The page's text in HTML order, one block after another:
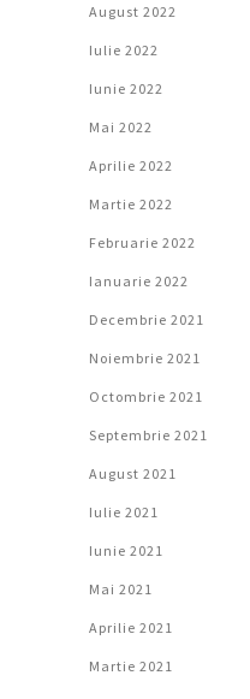
August 2022
Iulie 2022
Iunie 2022
Mai 2022
Aprilie 2022
Martie 2022
Februarie 2022
Ianuarie 2022
Decembrie 2021
Noiembrie 2021
Octombrie 2021
Septembrie 2021
August 2021
Iulie 2021
Iunie 2021
Mai 2021
Aprilie 2021
Martie 2021